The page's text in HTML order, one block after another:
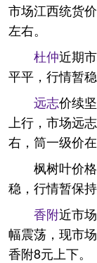
市场江西统货
左右。
杜仲近期
平平，行情暂
远志价续
上行，市场远
右，筒一级价
枫树叶价
稳，行情暂保
香附近市
幅震荡，现市
香附8元上下。